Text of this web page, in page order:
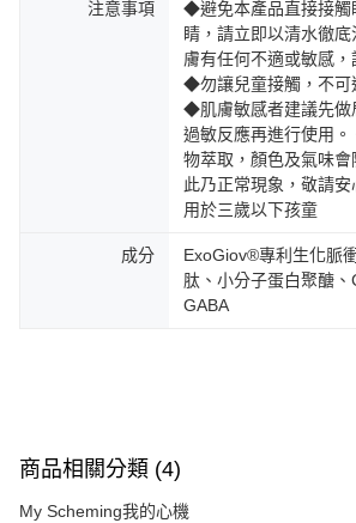
注意事項
◆避免本產品直接接觸
睛，請立即以清水徹
膚有任何不適或敏感，
◆勿讓兒童接觸，不可
◆肌膚敏感者建議先做
過敏反應再進行使用
物萃取，顏色及氣味會
此乃正常現象，敬請
用於三歲以下孩童
成分
ExoGiov®專利生化脈
肽、小分子蛋白聚醣、
GABA
商品相關分類 (4)
My Scheming我的心機